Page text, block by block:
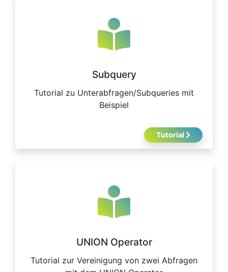
Subquery
Tutorial zu Unterabfragen/Subqueries mit
Beispiel
Tutorial
UNION Operator
Tutorial zur Vereinigung von zwei Abfragen